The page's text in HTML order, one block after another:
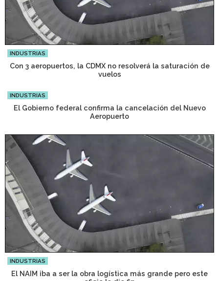
INDUSTRIAS
Con 3 aeropuertos, la CDMX no resolverá la saturación de
vuelos
INDUSTRIAS
El Gobierno federal confirma la cancelación del Nuevo
Aeropuerto
INDUSTRIAS
El NAIM iba a ser la obra logística más grande pero este